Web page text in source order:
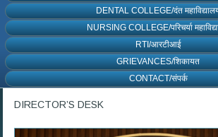
DENTAL COLLEGE/दंत
NURSING COLLEGE/परिचर्या
RTI/आरटीआई
GRIEVANCES/शिकायत
CONTACT/संपर्क
DIRECTOR’S DESK